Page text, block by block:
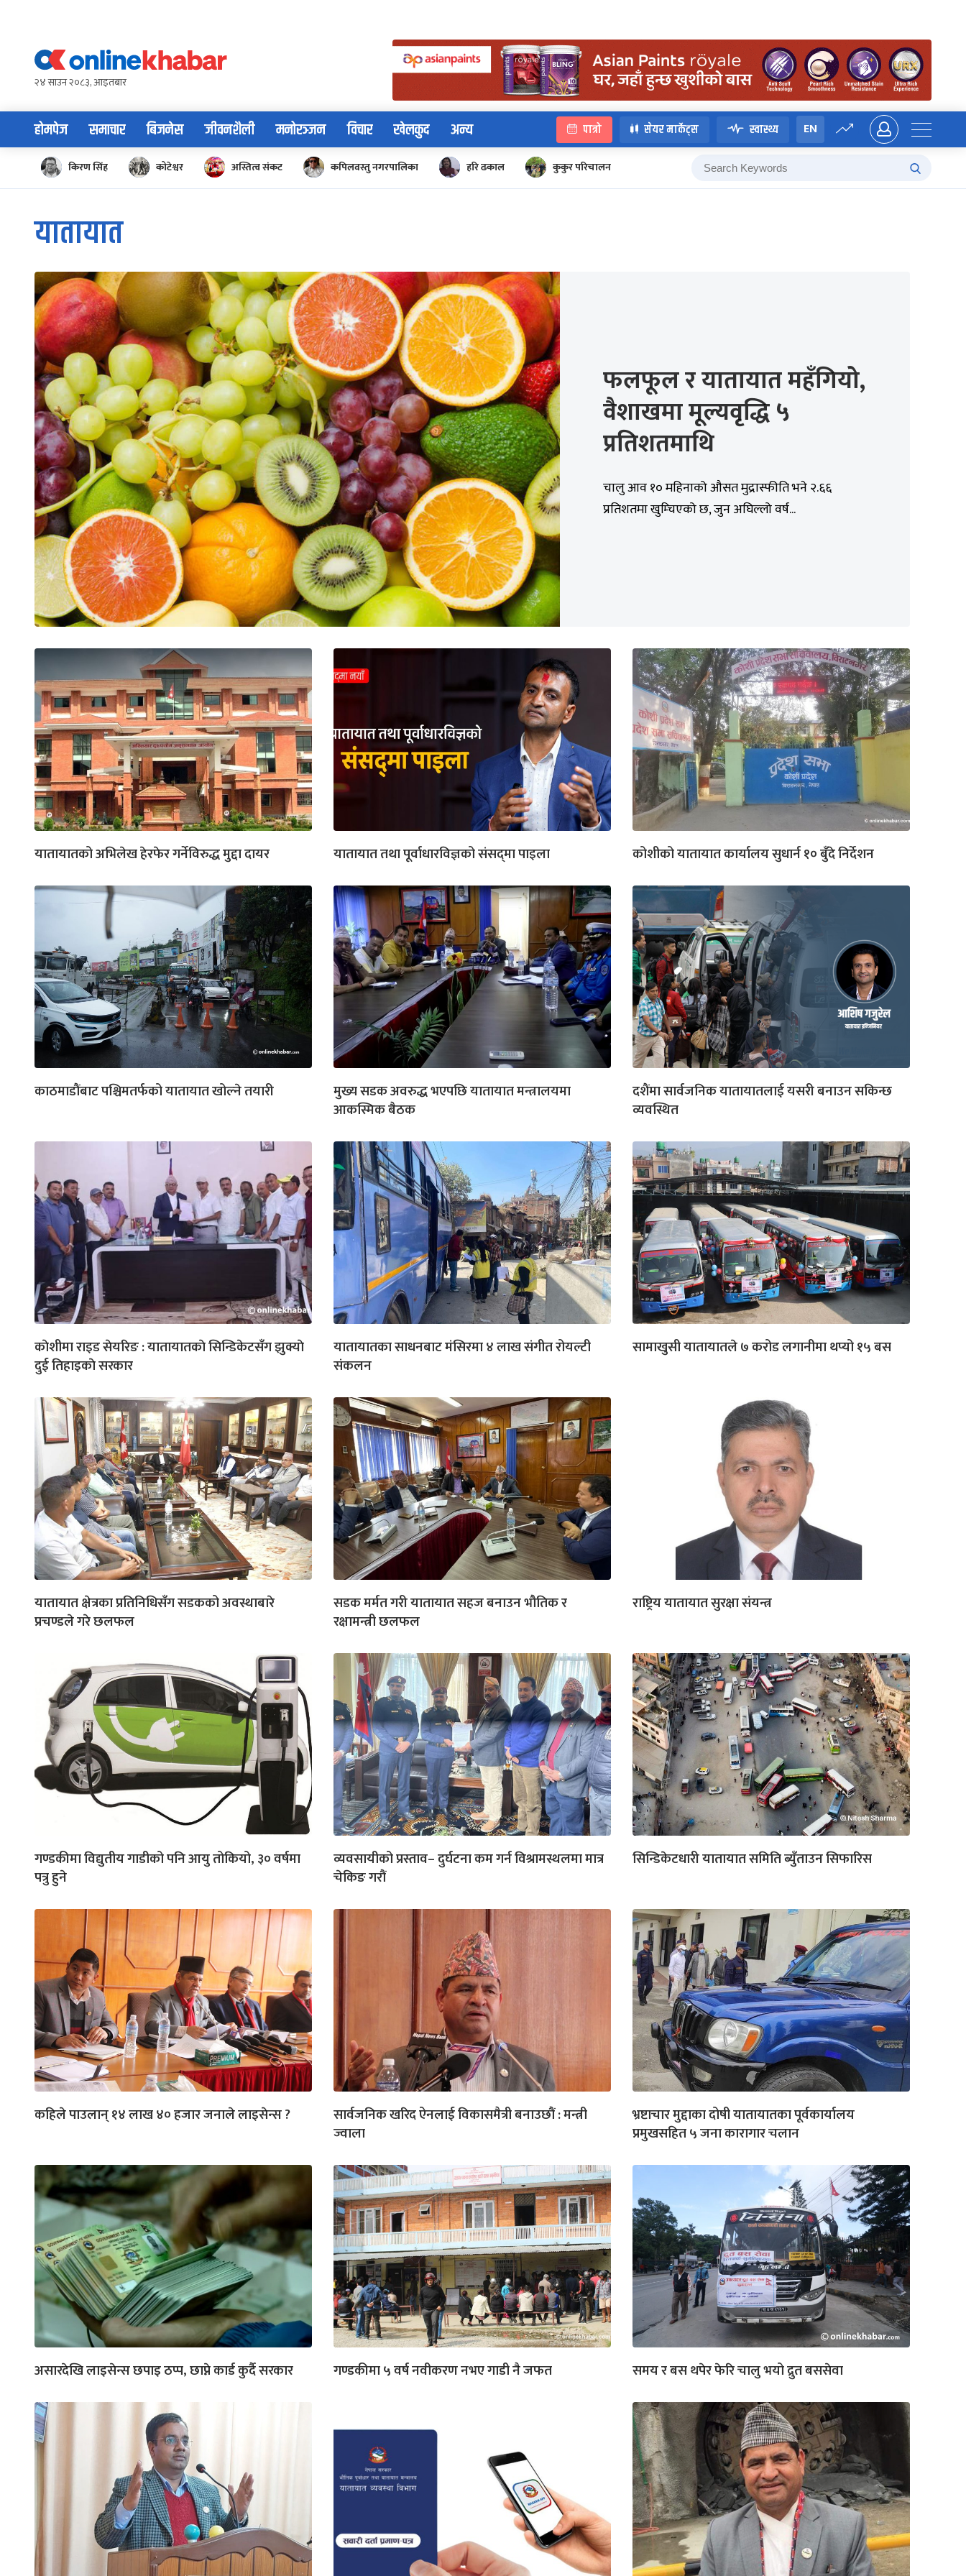
content२४ साउन २०८३, आइतबार
होमपेज समाचार बिजनेस जीवनशैली मनोरञ्जन विचार खेलकुद अन्य पात्रो सेयर मार्केट्स स्वास्थ्य EN
किरण सिंह कोटेश्वर अस्तित्व संकट कपिलवस्तु नगरपालिका हरि ढकाल कुकुर परिचालन
यातायात
फलफूल र यातायात महँगियो,
वैशाखमा मूल्यवृद्धि ५
प्रतिशतमाथि
चालु आव १० महिनाको औसत मुद्रास्फीति भने २.६६
प्रतिशतमा खुम्चिएको छ, जुन अघिल्लो वर्ष...
यातायातको अभिलेख हेरफेर गर्नेविरुद्ध मुद्दा दायर यातायात तथा पूर्वाधारविज्ञको संसद्‍मा पाइला कोशीको यातायात कार्यालय सुधार्न १० बुँदे निर्देशन
काठमाडौंबाट पश्चिमतर्फको यातायात खोल्ने तयारी
मुख्य सडक अवरुद्ध भएपछि यातायात मन्त्रालयमा
आकस्मिक बैठक
दशैंमा सार्वजनिक यातायातलाई यसरी बनाउन सकिन्छ
व्यवस्थित
काेशीमा राइड सेयरिङ : यातायातकाे सिन्डिकेटसँग झुक्याे
दुई तिहाइकाे सरकार
यातायातका साधनबाट मंसिरमा ४ लाख संगीत रोयल्टी
संकलन
सामाखुसी यातायातले ७ करोड लगानीमा थप्यो १५ बस
यातायात क्षेत्रका प्रतिनिधिसँग सडकको अवस्थाबारे
प्रचण्डले गरे छलफल
सडक मर्मत गरी यातायात सहज बनाउन भौतिक र
रक्षामन्त्री छलफल
राष्ट्रिय यातायात सुरक्षा संयन्त्र
गण्डकीमा विद्युतीय गाडीको पनि आयु तोकियो, ३० वर्षमा
पत्रु हुने
व्यवसायीको प्रस्ताव– दुर्घटना कम गर्न विश्रामस्थलमा मात्र
चेकिङ गरौं
सिन्डिकेटधारी यातायात समिति ब्युँताउन सिफारिस
कहिले पाउलान् १४ लाख ४० हजार जनाले लाइसेन्स ?
सार्वजनिक खरिद ऐनलाई विकासमैत्री बनाउछौं : मन्त्री
ज्वाला
भ्रष्टाचार मुद्दाका दोषी यातायातका पूर्वकार्यालय
प्रमुखसहित ५ जना कारागार चलान
असारदेखि लाइसेन्स छपाइ ठप्प, छाप्ने कार्ड कुर्दै सरकार गण्डकीमा ५ वर्ष नवीकरण नभए गाडी नै जफत समय र बस थपेर फेरि चालु भयो द्रुत बससेवा